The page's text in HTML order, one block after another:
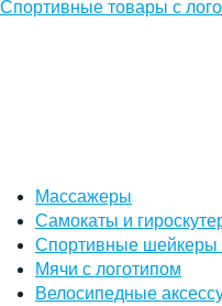
Спортивные товары с
Массажеры
Самокаты и
Спортивные шейкеры
Мячи с логотипом
Велосипедные